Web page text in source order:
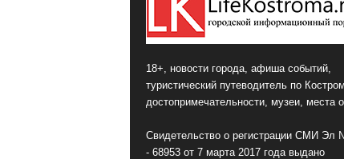
18+, новости города, афиша событий,
туристический путеводитель по
достопримечательности, музеи, места
Свидетельство о регистрации СМИ
- 68953 от 7 марта 2017 года выдано